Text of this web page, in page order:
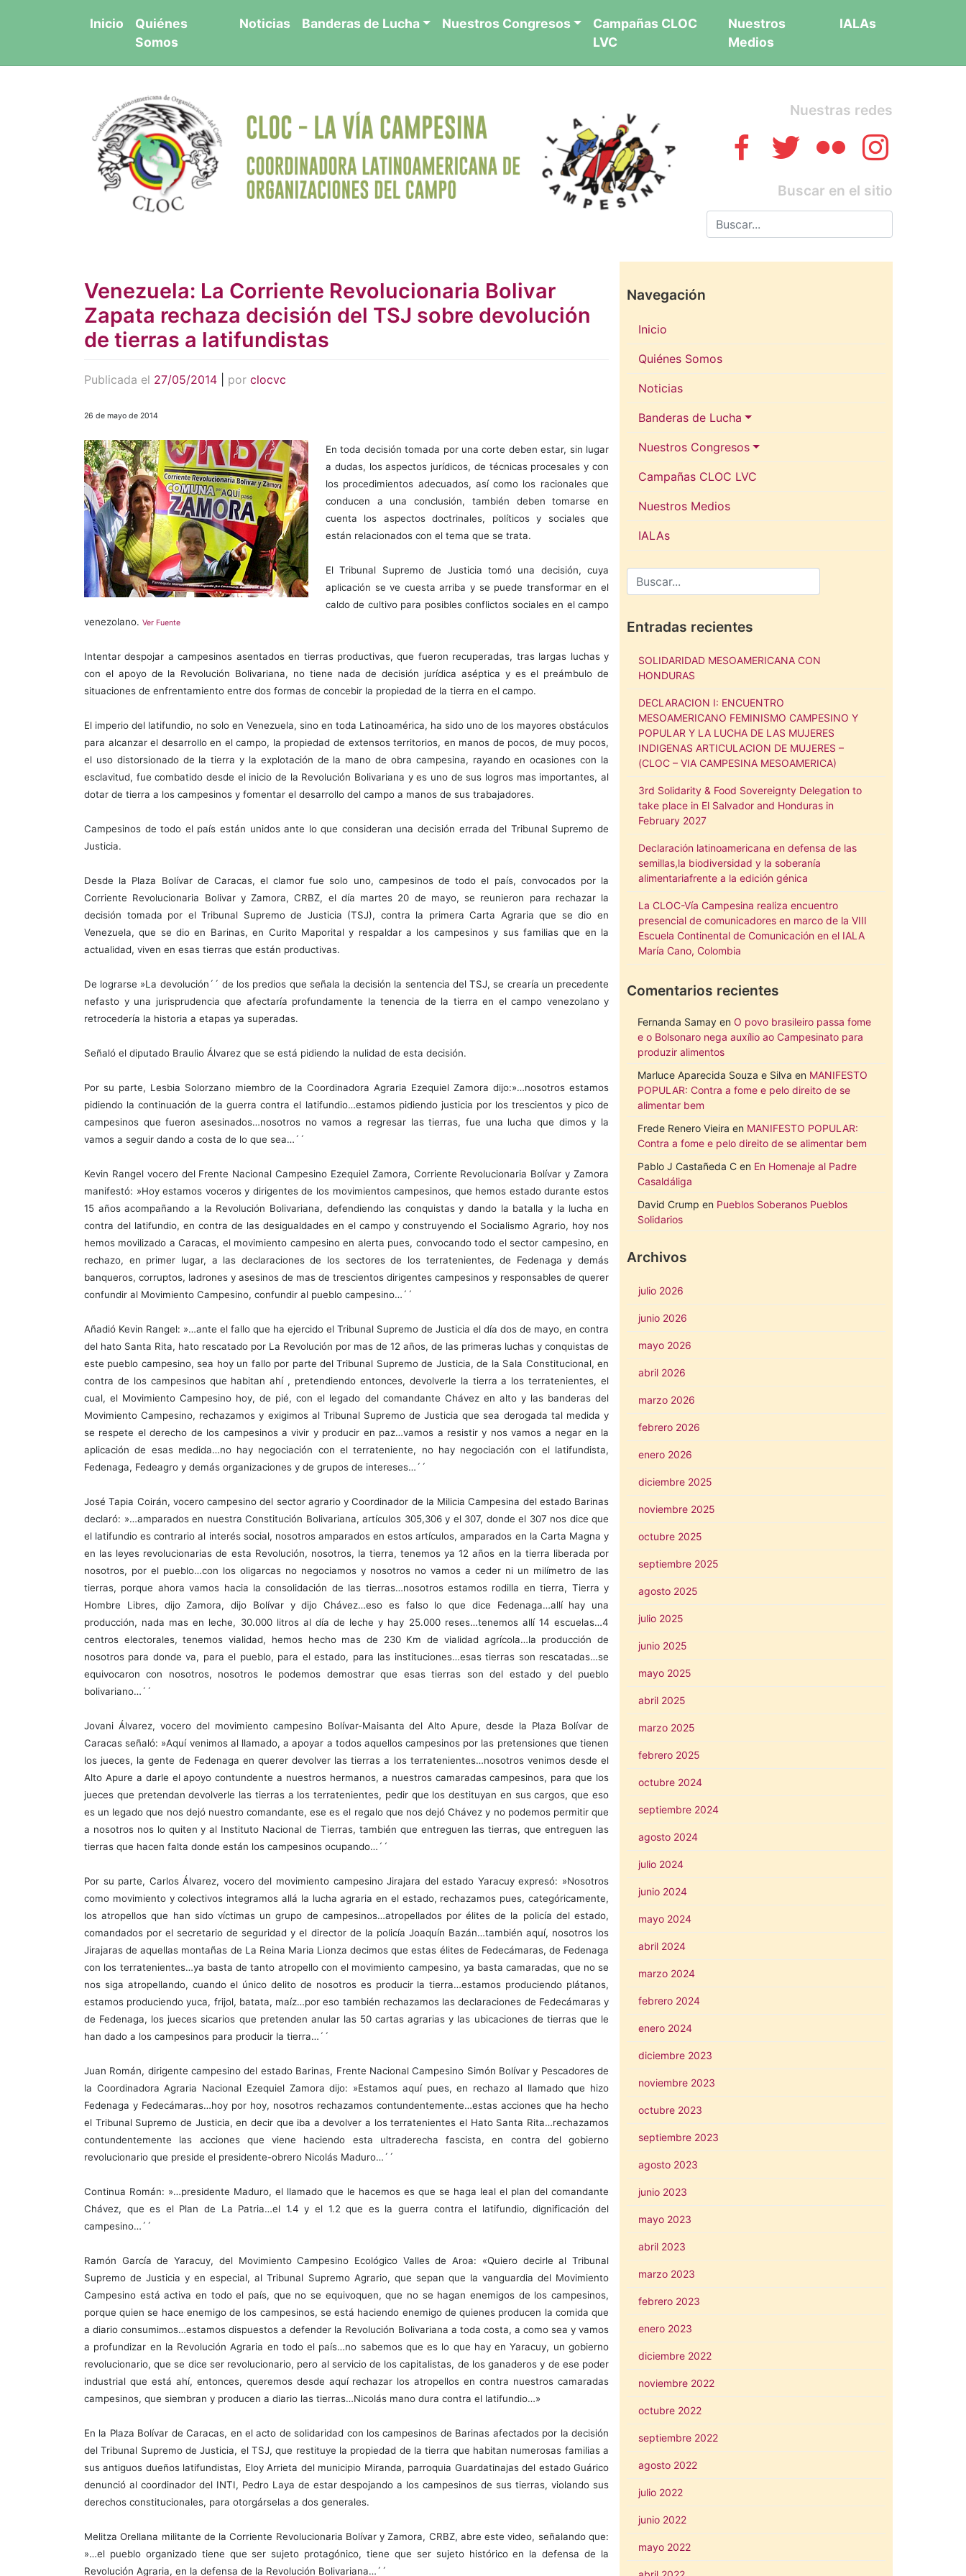
Inicio
Quiénes
Somos
Noticias Banderas de Lucha Nuestros Congresos
Campañas CLOC
LVC
Nuestros
Medios
IALAs
Nuestras redes
Buscar en el sitio
Venezuela: La Corriente Revolucionaria Bolivar
Zapata rechaza decisión del TSJ sobre devolución
de tierras a latifundistas
Publicada el 27/05/2014 por clocvc
26 de mayo de 2014
En toda decisión tomada por una corte deben estar, sin lugar
a dudas, los aspectos jurídicos, de técnicas procesales y con
los procedimientos adecuados, así como los racionales que
conducen a una conclusión, también deben tomarse en
cuenta los aspectos doctrinales, políticos y sociales que
están relacionados con el tema que se trata.
El Tribunal Supremo de Justicia tomó una decisión, cuya
aplicación se ve cuesta arriba y se puede transformar en el
caldo de cultivo para posibles conflictos sociales en el campo
venezolano. Ver Fuente
Intentar despojar a campesinos asentados en tierras productivas, que fueron recuperadas, tras largas luchas y
con el apoyo de la Revolución Bolivariana, no tiene nada de decisión jurídica aséptica y es el preámbulo de
situaciones de enfrentamiento entre dos formas de concebir la propiedad de la tierra en el campo.
El imperio del latifundio, no solo en Venezuela, sino en toda Latinoamérica, ha sido uno de los mayores obstáculos
para alcanzar el desarrollo en el campo, la propiedad de extensos territorios, en manos de pocos, de muy pocos,
el uso distorsionado de la tierra y la explotación de la mano de obra campesina, rayando en ocasiones con la
esclavitud, fue combatido desde el inicio de la Revolución Bolivariana y es uno de sus logros mas importantes, al
dotar de tierra a los campesinos y fomentar el desarrollo del campo a manos de sus trabajadores.
Campesinos de todo el país están unidos ante lo que consideran una decisión errada del Tribunal Supremo de
Justicia.
Desde la Plaza Bolívar de Caracas, el clamor fue solo uno, campesinos de todo el país, convocados por la
Corriente Revolucionaria Bolivar y Zamora, CRBZ, el día martes 20 de mayo, se reunieron para rechazar la
decisión tomada por el Tribunal Supremo de Justicia (TSJ), contra la primera Carta Agraria que se dio en
Venezuela, que se dio en Barinas, en Curito Maporital y respaldar a los campesinos y sus familias que en la
actualidad, viven en esas tierras que están productivas.
De lograrse »La devolución´´ de los predios que señala la decisión la sentencia del TSJ, se crearía un precedente
nefasto y una jurisprudencia que afectaría profundamente la tenencia de la tierra en el campo venezolano y
retrocedería la historia a etapas ya superadas.
Señaló el diputado Braulio Álvarez que se está pidiendo la nulidad de esta decisión.
Por su parte, Lesbia Solorzano miembro de la Coordinadora Agraria Ezequiel Zamora dijo:»…nosotros estamos
pidiendo la continuación de la guerra contra el latifundio…estamos pidiendo justicia por los trescientos y pico de
campesinos que fueron asesinados…nosotros no vamos a regresar las tierras, fue una lucha que dimos y la
vamos a seguir dando a costa de lo que sea…´´
Kevin Rangel vocero del Frente Nacional Campesino Ezequiel Zamora, Corriente Revolucionaria Bolívar y Zamora
manifestó: »Hoy estamos voceros y dirigentes de los movimientos campesinos, que hemos estado durante estos
15 años acompañando a la Revolución Bolivariana, defendiendo las conquistas y dando la batalla y la lucha en
contra del latifundio, en contra de las desigualdades en el campo y construyendo el Socialismo Agrario, hoy nos
hemos movilizado a Caracas, el movimiento campesino en alerta pues, convocando todo el sector campesino, en
rechazo, en primer lugar, a las declaraciones de los sectores de los terratenientes, de Fedenaga y demás
banqueros, corruptos, ladrones y asesinos de mas de trescientos dirigentes campesinos y responsables de querer
confundir al Movimiento Campesino, confundir al pueblo campesino…´´
Añadió Kevin Rangel: »…ante el fallo que ha ejercido el Tribunal Supremo de Justicia el día dos de mayo, en contra
del hato Santa Rita, hato rescatado por La Revolución por mas de 12 años, de las primeras luchas y conquistas de
este pueblo campesino, sea hoy un fallo por parte del Tribunal Supremo de Justicia, de la Sala Constitucional, en
contra de los campesinos que habitan ahí , pretendiendo entonces, devolverle la tierra a los terratenientes, el
cual, el Movimiento Campesino hoy, de pié, con el legado del comandante Chávez en alto y las banderas del
Movimiento Campesino, rechazamos y exigimos al Tribunal Supremo de Justicia que sea derogada tal medida y
se respete el derecho de los campesinos a vivir y producir en paz…vamos a resistir y nos vamos a negar en la
aplicación de esas medida…no hay negociación con el terrateniente, no hay negociación con el latifundista,
Fedenaga, Fedeagro y demás organizaciones y de grupos de intereses…´´
José Tapia Coirán, vocero campesino del sector agrario y Coordinador de la Milicia Campesina del estado Barinas
declaró: »…amparados en nuestra Constitución Bolivariana, artículos 305,306 y el 307, donde el 307 nos dice que
el latifundio es contrario al interés social, nosotros amparados en estos artículos, amparados en la Carta Magna y
en las leyes revolucionarias de esta Revolución, nosotros, la tierra, tenemos ya 12 años en la tierra liberada por
nosotros, por el pueblo…con los oligarcas no negociamos y nosotros no vamos a ceder ni un milímetro de las
tierras, porque ahora vamos hacia la consolidación de las tierras…nosotros estamos rodilla en tierra, Tierra y
Hombre Libres, dijo Zamora, dijo Bolívar y dijo Chávez…eso es falso lo que dice Fedenaga…allí hay una
producción, nada mas en leche, 30.000 litros al día de leche y hay 25.000 reses…tenemos allí 14 escuelas…4
centros electorales, tenemos vialidad, hemos hecho mas de 230 Km de vialidad agrícola…la producción de
nosotros para donde va, para el pueblo, para el estado, para las instituciones…esas tierras son rescatadas…se
equivocaron con nosotros, nosotros le podemos demostrar que esas tierras son del estado y del pueblo
bolivariano…´´
Jovani Álvarez, vocero del movimiento campesino Bolívar-Maisanta del Alto Apure, desde la Plaza Bolívar de
Caracas señaló: »Aquí venimos al llamado, a apoyar a todos aquellos campesinos por las pretensiones que tienen
los jueces, la gente de Fedenaga en querer devolver las tierras a los terratenientes…nosotros venimos desde el
Alto Apure a darle el apoyo contundente a nuestros hermanos, a nuestros camaradas campesinos, para que los
jueces que pretendan devolverle las tierras a los terratenientes, pedir que los destituyan en sus cargos, que eso
es un legado que nos dejó nuestro comandante, ese es el regalo que nos dejó Chávez y no podemos permitir que
a nosotros nos lo quiten y al Instituto Nacional de Tierras, también que entreguen las tierras, que entreguen las
tierras que hacen falta donde están los campesinos ocupando…´´
Por su parte, Carlos Álvarez, vocero del movimiento campesino Jirajara del estado Yaracuy expresó: »Nosotros
como movimiento y colectivos integramos allá la lucha agraria en el estado, rechazamos pues, categóricamente,
los atropellos que han sido víctimas un grupo de campesinos…atropellados por élites de la policía del estado,
comandados por el secretario de seguridad y el director de la policía Joaquín Bazán…también aquí, nosotros los
Jirajaras de aquellas montañas de La Reina Maria Lionza decimos que estas élites de Fedecámaras, de Fedenaga
con los terratenientes…ya basta de tanto atropello con el movimiento campesino, ya basta camaradas, que no se
nos siga atropellando, cuando el único delito de nosotros es producir la tierra…estamos produciendo plátanos,
estamos produciendo yuca, frijol, batata, maíz…por eso también rechazamos las declaraciones de Fedecámaras y
de Fedenaga, los jueces sicarios que pretenden anular las 50 cartas agrarias y las ubicaciones de tierras que le
han dado a los campesinos para producir la tierra…´´
Juan Román, dirigente campesino del estado Barinas, Frente Nacional Campesino Simón Bolívar y Pescadores de
la Coordinadora Agraria Nacional Ezequiel Zamora dijo: »Estamos aquí pues, en rechazo al llamado que hizo
Fedenaga y Fedecámaras…hoy por hoy, nosotros rechazamos contundentemente…estas acciones que ha hecho
el Tribunal Supremo de Justicia, en decir que iba a devolver a los terratenientes el Hato Santa Rita…rechazamos
contundentemente las acciones que viene haciendo esta ultraderecha fascista, en contra del gobierno
revolucionario que preside el presidente-obrero Nicolás Maduro…´´
Continua Román: »…presidente Maduro, el llamado que le hacemos es que se haga leal el plan del comandante
Chávez, que es el Plan de La Patria…el 1.4 y el 1.2 que es la guerra contra el latifundio, dignificación del
campesino…´´
Ramón García de Yaracuy, del Movimiento Campesino Ecológico Valles de Aroa: «Quiero decirle al Tribunal
Supremo de Justicia y en especial, al Tribunal Supremo Agrario, que sepan que la vanguardia del Movimiento
Campesino está activa en todo el país, que no se equivoquen, que no se hagan enemigos de los campesinos,
porque quien se hace enemigo de los campesinos, se está haciendo enemigo de quienes producen la comida que
a diario consumimos…estamos dispuestos a defender la Revolución Bolivariana a toda costa, a como sea y vamos
a profundizar en la Revolución Agraria en todo el país…no sabemos que es lo que hay en Yaracuy, un gobierno
revolucionario, que se dice ser revolucionario, pero al servicio de los capitalistas, de los ganaderos y de ese poder
industrial que está ahí, entonces, queremos desde aquí rechazar los atropellos en contra nuestros camaradas
campesinos, que siembran y producen a diario las tierras…Nicolás mano dura contra el latifundio…»
En la Plaza Bolívar de Caracas, en el acto de solidaridad con los campesinos de Barinas afectados por la decisión
del Tribunal Supremo de Justicia, el TSJ, que restituye la propiedad de la tierra que habitan numerosas familias a
sus antiguos dueños latifundistas, Eloy Arrieta del municipio Miranda, parroquia Guardatinajas del estado Guárico
denunció al coordinador del INTI, Pedro Laya de estar despojando a los campesinos de sus tierras, violando sus
derechos constitucionales, para otorgárselas a dos generales.
Melitza Orellana militante de la Corriente Revolucionaria Bolívar y Zamora, CRBZ, abre este video, señalando que:
»…el pueblo organizado tiene que ser sujeto protagónico, tiene que ser sujeto histórico en la defensa de la
Revolución Agraria, en la defensa de la Revolución Bolivariana…´´
Navegación
Inicio
Quiénes Somos
Noticias
Banderas de Lucha
Nuestros Congresos
Campañas CLOC LVC
Nuestros Medios
IALAs
Entradas recientes
SOLIDARIDAD MESOAMERICANA CON
HONDURAS
DECLARACION I: ENCUENTRO
MESOAMERICANO FEMINISMO CAMPESINO Y
POPULAR Y LA LUCHA DE LAS MUJERES
INDIGENAS ARTICULACION DE MUJERES –
(CLOC – VIA CAMPESINA MESOAMERICA)
3rd Solidarity & Food Sovereignty Delegation to
take place in El Salvador and Honduras in
February 2027
Declaración latinoamericana en defensa de las
semillas,la biodiversidad y la soberanía
alimentariafrente a la edición génica
La CLOC-Vía Campesina realiza encuentro
presencial de comunicadores en marco de la VIII
Escuela Continental de Comunicación en el IALA
María Cano, Colombia
Comentarios recientes
Fernanda Samay en O povo brasileiro passa fome
e o Bolsonaro nega auxílio ao Campesinato para
produzir alimentos
Marluce Aparecida Souza e Silva en MANIFESTO
POPULAR: Contra a fome e pelo direito de se
alimentar bem
Frede Renero Vieira en MANIFESTO POPULAR:
Contra a fome e pelo direito de se alimentar bem
Pablo J Castañeda C en En Homenaje al Padre
Casaldáliga
David Crump en Pueblos Soberanos Pueblos
Solidarios
Archivos
julio 2026
junio 2026
mayo 2026
abril 2026
marzo 2026
febrero 2026
enero 2026
diciembre 2025
noviembre 2025
octubre 2025
septiembre 2025
agosto 2025
julio 2025
junio 2025
mayo 2025
abril 2025
marzo 2025
febrero 2025
octubre 2024
septiembre 2024
agosto 2024
julio 2024
junio 2024
mayo 2024
abril 2024
marzo 2024
febrero 2024
enero 2024
diciembre 2023
noviembre 2023
octubre 2023
septiembre 2023
agosto 2023
junio 2023
mayo 2023
abril 2023
marzo 2023
febrero 2023
enero 2023
diciembre 2022
noviembre 2022
octubre 2022
septiembre 2022
agosto 2022
julio 2022
junio 2022
mayo 2022